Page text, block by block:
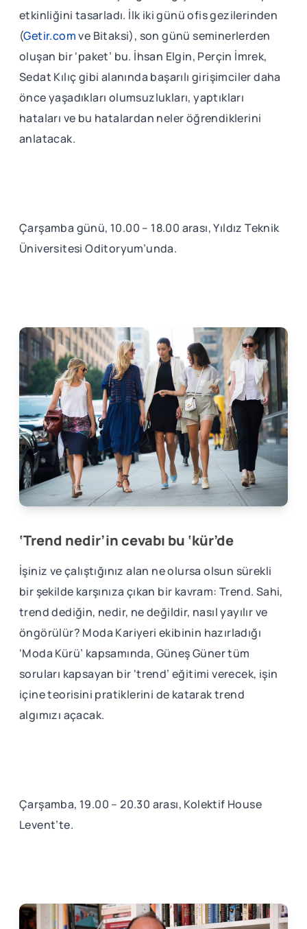
etkinliğini tasarladı. İlk iki günü ofis gezilerinden
(Getir.comve Bitaksi), son günü seminerlerden
oluşan bir ‘paket’ bu. İhsan Elgin, Perçin İmrek,
Sedat Kılıç gibi alanında başarılı girişimciler daha
önce yaşadıkları olumsuzlukları, yaptıkları
hataları ve bu hatalardan neler öğrendiklerini
anlatacak.
Çarşamba günü, 10.00 – 18.00 arası, Yıldız Teknik
Üniversitesi Oditoryum’unda.
‘Trend nedir’in cevabı bu ‘kür’de
İşiniz ve çalıştığınız alan ne olursa olsun sürekli
bir şekilde karşınıza çıkan bir kavram: Trend. Sahi,
trend dediğin, nedir, ne değildir, nasıl yayılır ve
öngörülür? Moda Kariyeri ekibinin hazırladığı
‘Moda Kürü’ kapsamında, Güneş Güner tüm
soruları kapsayan bir ‘trend’ eğitimi verecek, işin
içine teorisini pratiklerini de katarak trend
algımızı açacak.
Çarşamba, 19.00 – 20.30 arası, Kolektif House
Levent’te.